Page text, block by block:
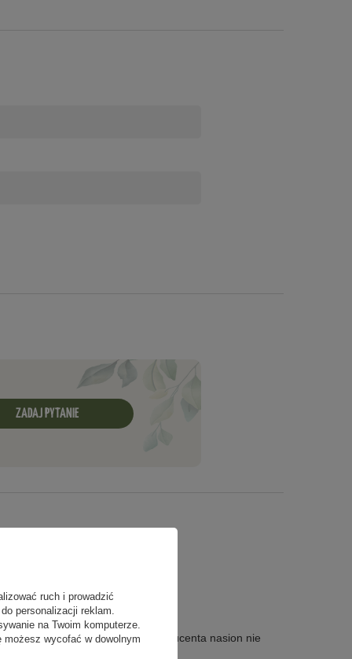
ZADAJ PYTANIE
5 a drugim 6 Więcej od tego producenta nasion nie
ruch i prowadzić
personalizacji reklam.
na Twoim komputerze.
możesz wycofać w dowolnym